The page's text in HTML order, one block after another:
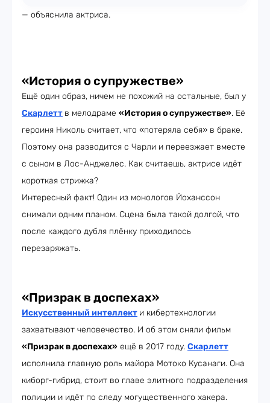
— объяснила актриса.
«История о супружестве»
Ещё один образ, ничем не похожий на остальные, был у
Скарлетт в мелодраме «История о супружестве». Её
героиня Николь считает, что «потеряла себя» в браке.
Поэтому она разводится с Чарли и переезжает вместе
с сыном в Лос-Анджелес. Как считаешь, актрисе идёт
короткая стрижка?
Интересный факт! Один из монологов Йоханссон
снимали одним планом. Сцена была такой долгой, что
после каждого дубля плёнку приходилось
перезаряжать.
«Призрак в доспехах»
Искусственный интеллект и кибертехнологии
захватывают человечество. И об этом сняли фильм
«Призрак в доспехах» ещё в 2017 году. Скарлетт
исполнила главную роль майора Мотоко Кусанаги. Она
киборг-гибрид, стоит во главе элитного подразделения
полиции и идёт по следу могущественного хакера.